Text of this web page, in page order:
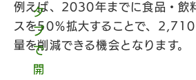
例えば、2030年までに食品・飲
スを50％拡大することで、2,710
量を削減できる機会となります。